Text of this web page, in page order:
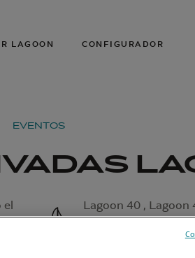
LAGOON CONFIGURADOR
EVENTOS
el
Lagoon 40 , Lagoon